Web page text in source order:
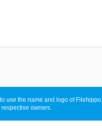
use the name and logo of Filehippo.
owners.